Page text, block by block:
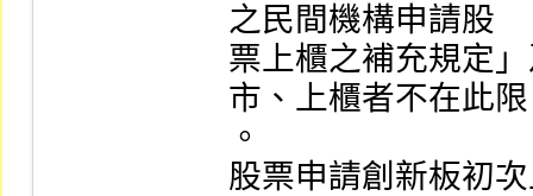
之民間機構申請股
票上櫃之補充規定
市、上櫃者不在此限
。
股票申請創新板初